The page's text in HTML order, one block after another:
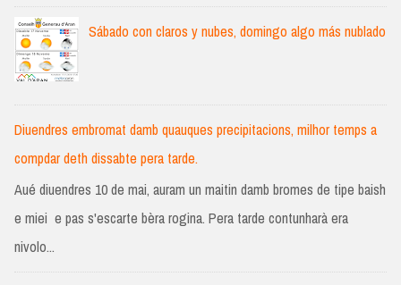
Sábado con claros y nubes, domingo algo más nublado
Diuendres embromat damb quauques precipitacions, milhor temps a
compdar deth dissabte pera tarde.
Aué diuendres 10 de mai, auram un maitin damb bromes de tipe baish
e miei e pas s'escarte bèra rogina. Pera tarde contunharà era
nivolo...